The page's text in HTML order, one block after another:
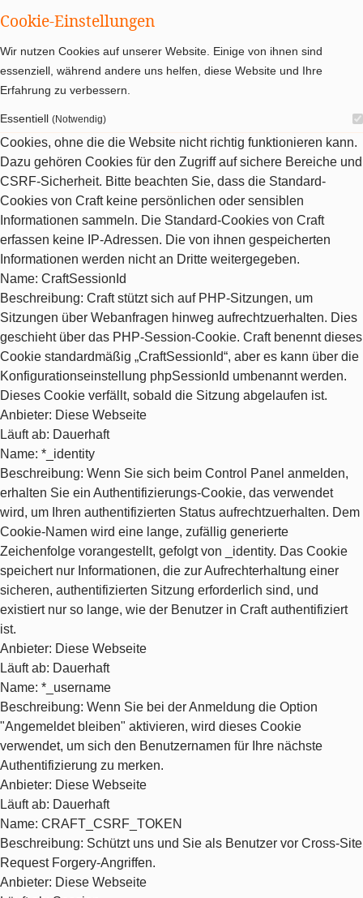
Cookie-Einstellungen
Wir nutzen Cookies auf unserer Website. Einige von ihnen sind
essenziell, während andere uns helfen, diese Website und Ihre
Erfahrung zu verbessern.
Essentiell (Notwendig)
Cookies, ohne die die Website nicht richtig funktionieren kann.
Dazu gehören Cookies für den Zugriff auf sichere Bereiche und
CSRF-Sicherheit. Bitte beachten Sie, dass die Standard-
Cookies von Craft keine persönlichen oder sensiblen
Informationen sammeln. Die Standard-Cookies von Craft
erfassen keine IP-Adressen. Die von ihnen gespeicherten
Informationen werden nicht an Dritte weitergegeben.
Name: CraftSessionId
Beschreibung: Craft stützt sich auf PHP-Sitzungen, um
Sitzungen über Webanfragen hinweg aufrechtzuerhalten. Dies
geschieht über das PHP-Session-Cookie. Craft benennt dieses
Cookie standardmäßig „CraftSessionId“, aber es kann über die
Konfigurationseinstellung phpSessionId umbenannt werden.
Dieses Cookie verfällt, sobald die Sitzung abgelaufen ist.
Anbieter: Diese Webseite
Läuft ab: Dauerhaft
Name: *_identity
Beschreibung: Wenn Sie sich beim Control Panel anmelden,
erhalten Sie ein Authentifizierungs-Cookie, das verwendet
wird, um Ihren authentifizierten Status aufrechtzuerhalten. Dem
Cookie-Namen wird eine lange, zufällig generierte
Zeichenfolge vorangestellt, gefolgt von _identity. Das Cookie
speichert nur Informationen, die zur Aufrechterhaltung einer
sicheren, authentifizierten Sitzung erforderlich sind, und
existiert nur so lange, wie der Benutzer in Craft authentifiziert
ist.
Anbieter: Diese Webseite
Läuft ab: Dauerhaft
Name: *_username
Beschreibung: Wenn Sie bei der Anmeldung die Option
"Angemeldet bleiben" aktivieren, wird dieses Cookie
verwendet, um sich den Benutzernamen für Ihre nächste
Authentifizierung zu merken.
Anbieter: Diese Webseite
Läuft ab: Dauerhaft
Name: CRAFT_CSRF_TOKEN
Beschreibung: Schützt uns und Sie als Benutzer vor Cross-Site
Request Forgery-Angriffen.
Anbieter: Diese Webseite